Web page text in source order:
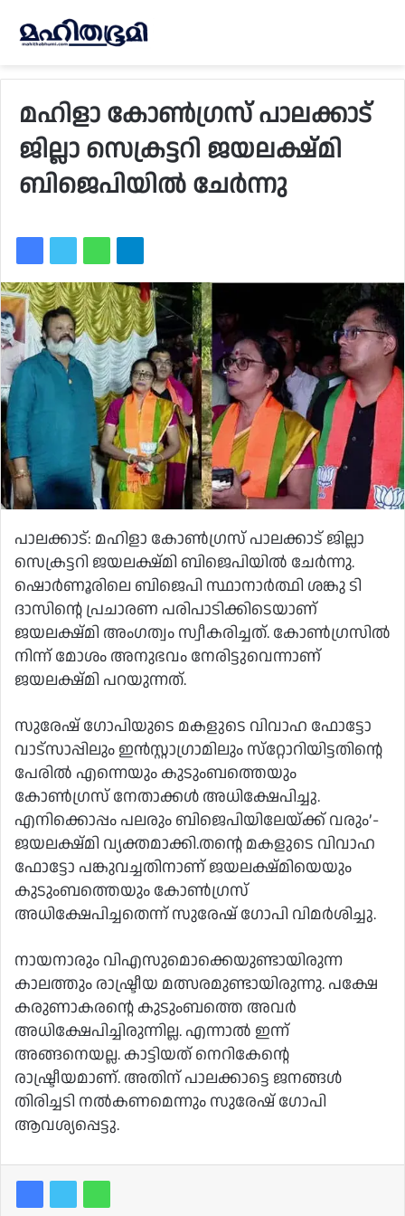
മഹിളാ കോൺഗ്രസ് പാലക്കാട്
ജില്ലാ സെക്രട്ടറി ജയലക്ഷ്‌മി
ബിജെപിയിൽ ചേർന്നു
പാലക്കാട്: മഹിളാ കോൺഗ്രസ് പാലക്കാട് ജില്ലാ
സെക്രട്ടറി ജയലക്ഷ്‌മി ബിജെപിയിൽ ചേർന്നു.
ഷൊർണൂരിലെ ബിജെപി സ്ഥാനാർത്ഥി ശങ്കു ടി
ദാസിന്റെ പ്രചാരണ പരിപാടിക്കിടെയാണ്
ജയലക്ഷ്‌മി അംഗത്വം സ്വീകരിച്ചത്. കോൺഗ്രസിൽ
നിന്ന് മോശം അനുഭവം നേരിട്ടുവെന്നാണ്
ജയലക്ഷ്‌മി പറയുന്നത്.
സുരേഷ് ഗോപിയുടെ മകളുടെ വിവാഹ ഫോട്ടോ
വാട്‌സാപ്പിലും ഇൻസ്റ്റാഗ്രാമിലും സ്‌റ്റോറിയിട്ടതിന്റെ
പേരിൽ എന്നെയും കുടുംബത്തെയും
കോൺഗ്രസ് നേതാക്കൾ അധിക്ഷേപിച്ചു.
എനിക്കൊപ്പം പലരും ബിജെപിയിലേയ്ക്ക് വരും’-
ജയലക്ഷ്‌മി വ്യക്തമാക്കി.തന്റെ മകളുടെ വിവാഹ
ഫോട്ടോ പങ്കുവച്ചതിനാണ് ജയലക്ഷ്‌മിയെയും
കുടുംബത്തെയും കോൺഗ്രസ്
അധിക്ഷേപിച്ചതെന്ന് സുരേഷ് ഗോപി വിമർശിച്ചു.
നായനാരും വിഎസുമൊക്കെയുണ്ടായിരുന്ന
കാലത്തും രാഷ്ട്രീയ മത്സരമുണ്ടായിരുന്നു. പക്ഷേ
കരുണാകരന്റെ കുടുംബത്തെ അവർ
അധിക്ഷേപിച്ചിരുന്നില്ല. എന്നാൽ ഇന്ന്
അങ്ങനെയല്ല. കാട്ടിയത് നെറികേന്റെ
രാഷ്ട്രീയമാണ്. അതിന് പാലക്കാട്ടെ ജനങ്ങൾ
തിരിച്ചടി നൽകണമെന്നും സുരേഷ് ഗോപി
ആവശ്യപ്പെട്ടു.